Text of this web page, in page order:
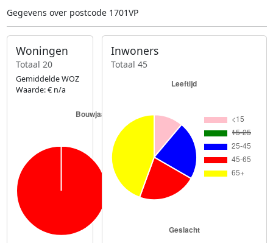
Gegevens over postcode 1701VP
Woningen
Totaal 20
Gemiddelde WOZ
Waarde: € n/a
Inwoners
Totaal 45